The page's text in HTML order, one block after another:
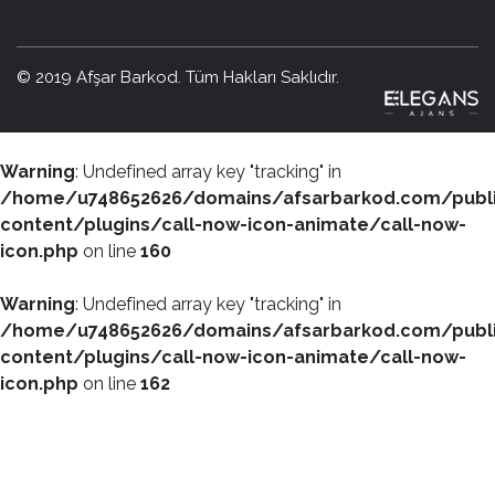
© 2019 Afşar Barkod. Tüm Hakları Saklıdır.
Warning: Undefined array key "tracking" in
/home/u748652626/domains/afsarbarkod.com/
content/plugins/call-now-icon-animate/call-now-
icon.php on line 160
Warning: Undefined array key "tracking" in
/home/u748652626/domains/afsarbarkod.com/
content/plugins/call-now-icon-animate/call-now-
icon.php on line 162